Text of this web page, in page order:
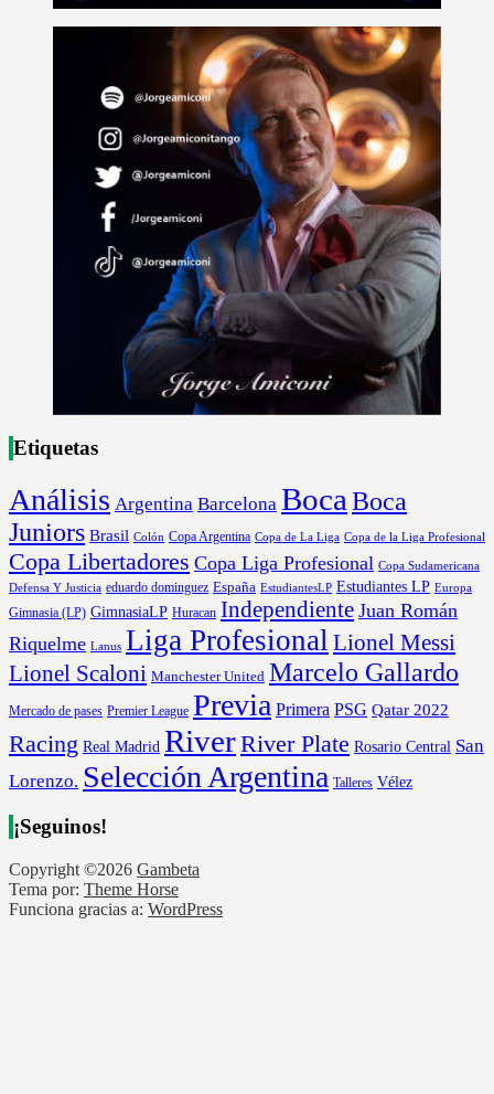
Etiquetas
Análisis Argentina Barcelona Boca Boca
Juniors Brasil Colón Copa Argentina Copa de La Liga Copa de la Liga Profesional
Copa Libertadores Copa Liga Profesional Copa Sudamericana
Defensa Y Justicia eduardo dominguez España EstudiantesLP Estudiantes LP Europa
Gimnasia (LP) GimnasiaLP Huracan Independiente Juan Román
Riquelme Lanus Liga Profesional Lionel Messi
Lionel Scaloni Manchester United Marcelo Gallardo
Mercado de pases Premier League Previa Primera PSG Qatar 2022
Racing Real Madrid RiverRiver Plate Rosario Central San
Lorenzo. Selección Argentina Talleres Vélez
¡Seguinos!
Copyright ©2026 Gambeta
Tema por: Theme Horse
Funciona gracias a: WordPress